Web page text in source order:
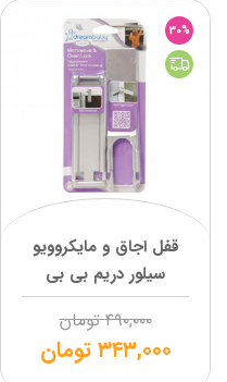
30%
قفل اجاق و مایکروویو
سیلور دریم بی بی
۴۹۰,۰۰۰ تومان
۳۴۳,۰۰۰ تومان